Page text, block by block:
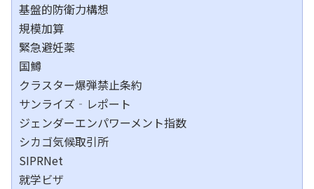
基盤的防衛力構想
規模加算
緊急避妊薬
国鱒
クラスター爆弾禁止条約
サンライズ‐レポート
ジェンダーエンパワーメント指数
シカゴ気候取引所
SIPRNet
就学ビザ